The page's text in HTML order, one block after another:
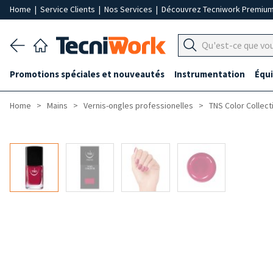
Home | Service Clients | Nos Services | Découvrez Tecniwork Premium
Promotions spéciales et nouveautés Instrumentation
Home Mains Vernis-ongles professionelles TNS Color